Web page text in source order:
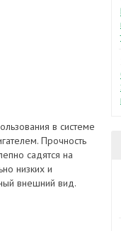
в системе
Прочность
садятся на
низких и
внешний вид.